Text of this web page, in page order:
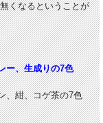
くなるということが
ー、生成りの7色
、紺、コゲ茶の7色